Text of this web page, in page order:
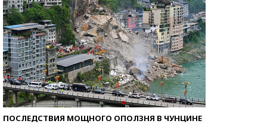
ПОСЛЕДСТВИЯ МОЩНОГО ОПОЛЗНЯ В ЧУНЦИНЕ